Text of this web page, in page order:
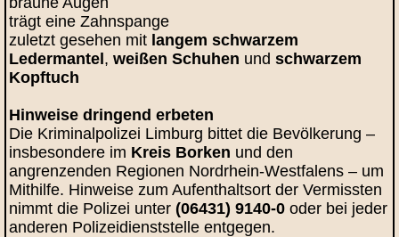
trägt eine Zahnspange
zuletzt gesehen mit langem schwarzem
Ledermantel,weißen Schuhen undschwarzem
Kopftuch
Hinweise dringend erbeten
Die Kriminalpolizei Limburg bittet die Bevölkerung –
insbesondere im Kreis Borken und den
angrenzenden Regionen Nordrhein‑Westfalens – um
Mithilfe. Hinweise zum Aufenthaltsort der Vermissten
nimmt die Polizei unter (06431) 9140‑0 oder bei jeder
anderen Polizeidienststelle entgegen.